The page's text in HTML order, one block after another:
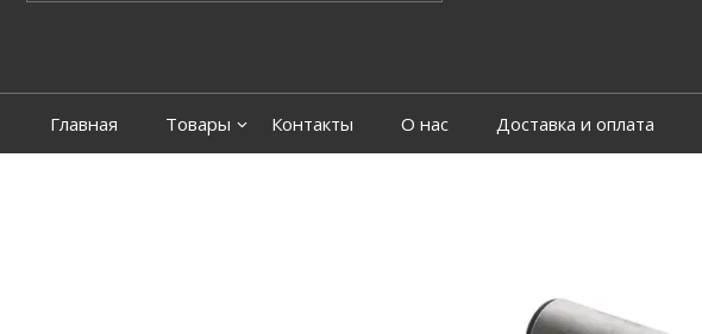
Главная Товары Контакты О нас Доставка и оплата